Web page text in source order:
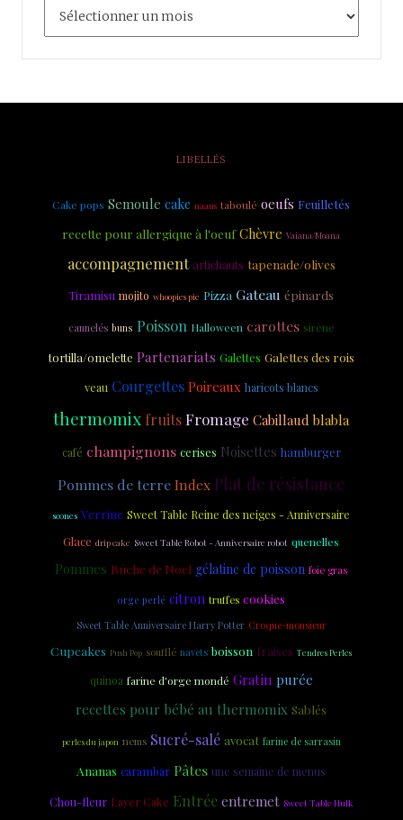
LIBELLÉS
Cake pops Semoule cake naans taboulé oeufs Feuilletés
recette pour allergique à l'oeuf Chèvre Vaiana/Moana
accompagnement artichauts tapenade/olives
Tiramisu mojito whoopies pie Pizza Gateau épinards
cannelés buns Poisson Halloween carottes sirène
tortilla/omelette Partenariats Galettes Galettes des rois
veau Courgettes Poireaux haricots blancs
thermomix fruits Fromage Cabillaud blabla
café champignons cerises Noisettes hamburger
Pommes de terre Index Plat de résistance
scones Verrine Sweet Table Reine des neiges - Anniversaire
Glace drip cake Sweet Table Robot - Anniversaire robot quenelles
Pommes Bûche de Noel gélatine de poisson foie gras
orge perlé citron truffes cookies
Sweet Table Anniversaire Harry Potter Croque-monsieur
Cupcakes Push Pop soufflé navets boisson fraises Tendres Perles
quinoa farine d'orge mondé Gratin purée
recettes pour bébé au thermomix Sablés
perles du japon nems Sucré-salé avocat farine de sarrasin
Ananas carambar Pâtes une semaine de menus
Chou-fleur Layer Cake Entrée entremet Sweet Table Hulk